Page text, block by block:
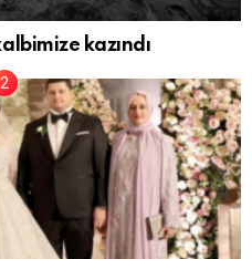
kazındı